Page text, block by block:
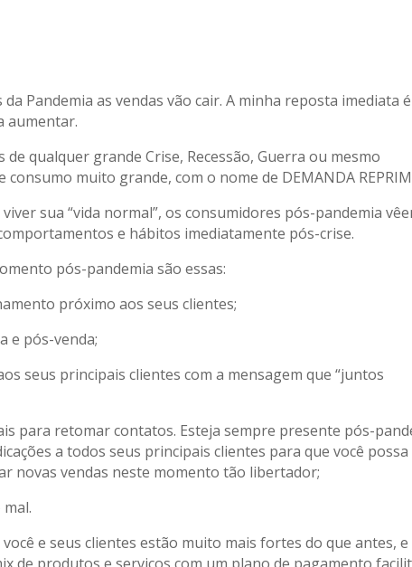
Pandemia as vendas vão cair. A minha reposta imediata
aumentar.
qualquer grande Crise, Recessão, Guerra ou mesmo
muito grande, com o nome de DEMANDA
sua “vida normal”, os consumidores pós-pandemia
e hábitos imediatamente pós-crise.
pós-pandemia são essas:
próximo aos seus clientes;
e pós-venda;
seus principais clientes com a mensagem que “juntos
para retomar contatos. Esteja sempre presente pós-
a todos seus principais clientes para que você possa
novas vendas neste momento tão libertador;
e seus clientes estão muito mais fortes do que antes, e